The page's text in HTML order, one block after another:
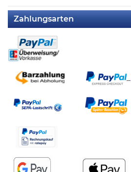
Zahlungsarten